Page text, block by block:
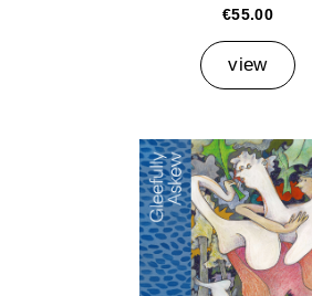
€55.00
view